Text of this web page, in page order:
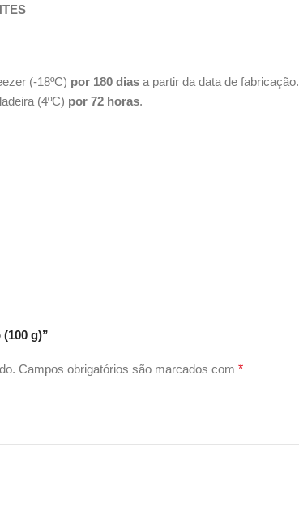
(-18ºC) por 180 dias a partir da data de fabricação.
(4ºC) por 72 horas.
g)”
Campos obrigatórios são marcados com *